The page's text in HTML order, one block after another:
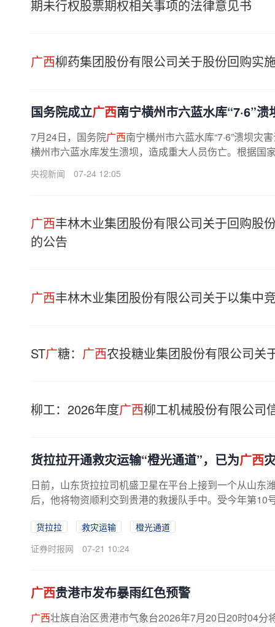
期未行权股票期权相关事项的法律意见书
广西柳药集团股份有限公司关于股份回购实
国务院成立广西南宁横州市六蓝水库“7·6”
7月24日，国务院广西南宁横州市六蓝水库“7·6”溃坝灾
横州市六蓝水库发生溃坝，造成重大人员伤亡。根据国
央视新闻 07-24 12:05
广西丰林木业集团股份有限公司关于回购股
的公告
广西丰林木业集团股份有限公司关于以集中
ST广糖： 广西农投糖业集团股份有限公司关
柳工：2026年度广西柳工机械股份有限公司
货拉拉开通救灾运输“橙光通道”，已为广西
日前，山东货拉拉司机盛卫星在平台上接到一个从山东
后，他将物资顺利交到贵港的救援队手中。受今年第10
货拉拉 救灾运输
橙光通道
证券时报网
07-21 10:24
广西贵港市发布暴雨红色预警
广西壮族自治区贵港市气象台2026年7月20日20时04